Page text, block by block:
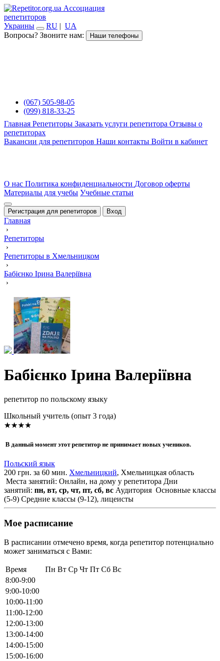
Ассоциация
репетиторов
Украины
RU | UA
Вопросы? Звоните нам:
Наши телефоны
(067) 505-98-05
(099) 818-33-25
Главная Репетиторы Заказать услуги репетитора Отзывы о
репетиторах
Вакансии для репетиторов Наши контакты Войти в кабинет
О нас Политика конфиденциальности Договор оферты
Материалы для учебы Учебные статьи
Регистрация для репетиторов Вход
Главная
›
Репетиторы
›
Репетиторы в Хмельницком
›
Бабієнко Ірина Валеріївна
›
Бабієнко Ірина Валеріївна
репетитор по польскому языку
Школьный учитель (опыт 3 года)
★★★★
В данный момент этот репетитор не принимает новых учеников.
Польский язык
200 грн. за 60 мин. Хмельницкий, Хмельницкая область
Места занятий: Онлайн, на дому у репетитора Дни
занятий: пн, вт, ср, чт, пт, сб, вс Аудитория Основные классы
(5-9) Средние классы (9-12), лицеисты
Мое расписание
В расписании отмечено время, когда репетитор потенциально
может заниматься с Вами:
Время Пн Вт Ср Чт Пт Сб Вс
8:00-9:00
9:00-10:00
10:00-11:00
11:00-12:00
12:00-13:00
13:00-14:00
14:00-15:00
15:00-16:00